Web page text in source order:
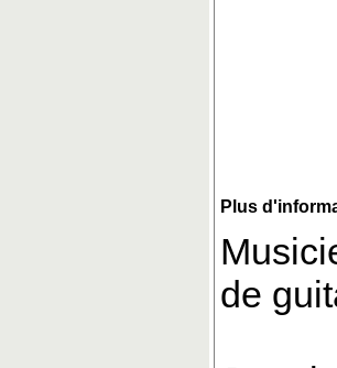
Plus
de